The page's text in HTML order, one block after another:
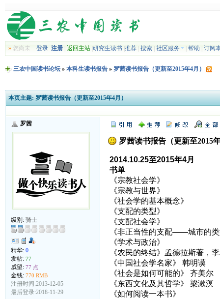
»您尚未 登录 注册| 返回主站| 研究生读书| 推荐| 搜索| 社区服务 帮助 订阅
三农中国读书论坛» 本科生读书报告» 罗茜读书报告（更新至2015年4月）
本页主题: 罗茜读书报告（更新至2015年4月）
罗茜
级别: 骑士
精华: 0
发帖: 77
威望: 77 点
金钱: 770 RMB
注册时间:2013-12-05
最后登录:2018-11-29
罗茜读书报告（更新至2015
2014.10.25至2015年4月
书单
《宗教社会学》
《宗教与世界》
《社会学的基本概念》
《支配的类型》
《支配社会学》
《非正当性的支配——城市的
《学术与政治》
《农民的终结》 孟德拉斯著，
《中国社会学名家》
韩明谟
《社会是如何可能的》 齐美尔
《东西文化及其哲学》 梁漱溟
《如何阅读一本书》